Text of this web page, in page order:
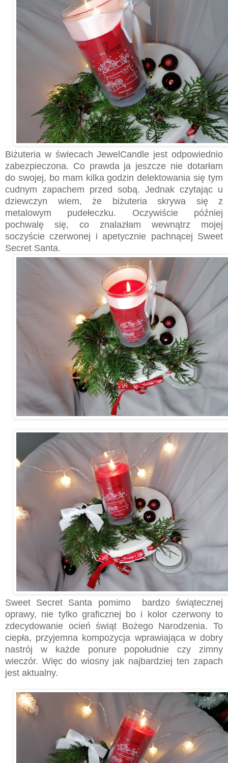
Biżuteria w świecach JewelCandle jest odpowiednio
zabezpieczona. Co prawda ja jeszcze nie dotarłam
do swojej, bo mam kilka godzin delektowania się tym
cudnym zapachem przed sobą. Jednak czytając u
dziewczyn wiem, że biżuteria skrywa się z
metalowym pudełeczku. Oczywiście później
pochwalę się, co znalazłam wewnątrz mojej
soczyście czerwonej i apetycznie pachnącej Sweet
Secret Santa.
Sweet Secret Santa pomimo bardzo świątecznej
oprawy, nie tylko graficznej bo i kolor czerwony to
zdecydowanie ocień świąt Bożego Narodzenia. To
ciepła, przyjemna kompozycja wprawiająca w dobry
nastrój w każde ponure popołudnie czy zimny
wieczór. Więc do wiosny jak najbardziej ten zapach
jest aktualny.